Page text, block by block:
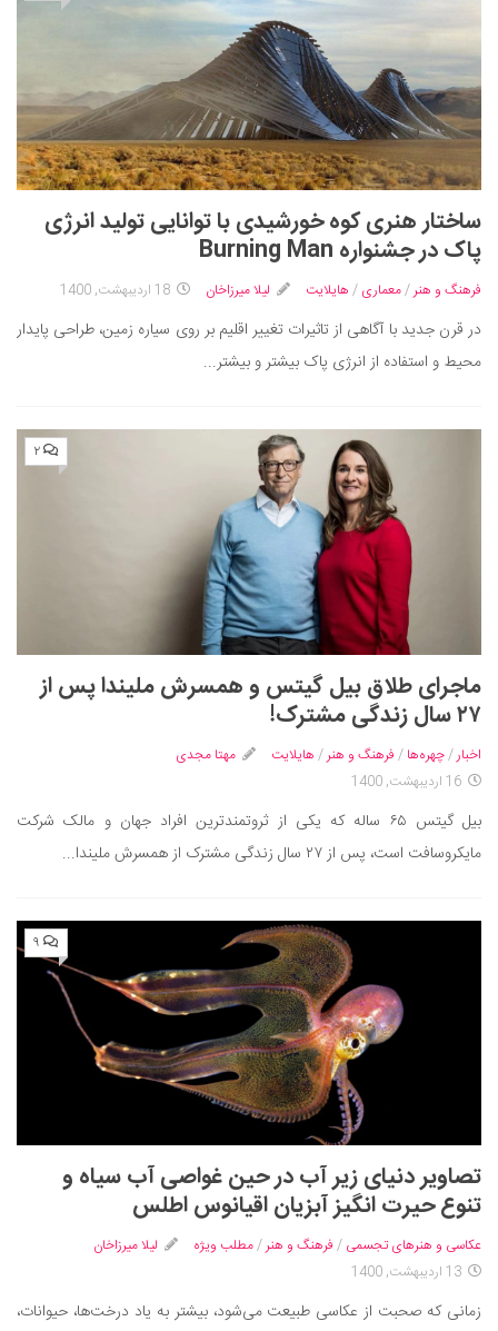
ساختار هنری کوه خورشیدی با توانایی تولید انرژی
پاک در جشنواره Burning Man
فرهنگ و هنر/معماری / هایلایت لیلا میرزاخان 18 اردیبهشت, 1400
در قرن جدید با آگاهی از تاثیرات تغییر اقلیم بر روی سیاره زمین، طراحی پایدار
محیط و استفاده از انرژی پاک بیشتر و بیشتر...
۲
ماجرای طلاق بیل گیتس و همسرش ملیندا پس از
۲۷ سال زندگی مشترک!
اخبار/چهره‌ها / فرهنگ و هنر / هایلایت
مهتا مجدی
16 اردیبهشت, 1400
بیل گیتس ۶۵ ساله که یکی از ثروتمندترین افراد جهان و مالک شرکت
مایکروسافت است، پس از ۲۷ سال زندگی مشترک از همسرش ملیندا...
۹
تصاویر دنیای زیر آب در حین غواصی آب سیاه و
تنوع حیرت انگیز آبزیان اقیانوس اطلس
عکاسی و هنرهای تجسمی / فرهنگ و هنر/مطلب ویژه
لیلا میرزاخان
13 اردیبهشت, 1400
زمانی که صحبت از عکاسی طبیعت می‌شود، بیشتر به یاد درخت‌ها، حیوانات،